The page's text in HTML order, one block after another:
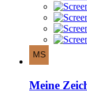
Meine